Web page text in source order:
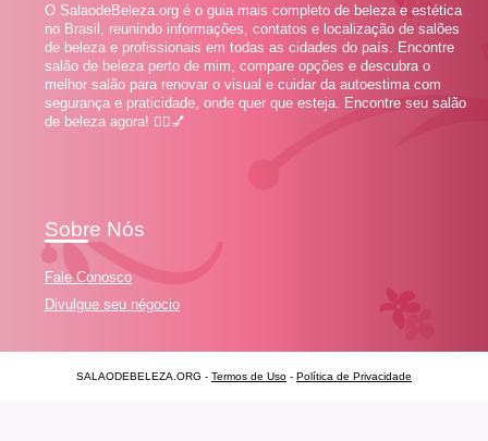
O SalaodeBeleza.org é o guia mais completo de beleza e estética
no Brasil, reunindo informações, contatos e localização de salões
de beleza e profissionais em todas as cidades do país. Encontre
salão de beleza perto de mim, compare opções e descubra o
melhor salão para renovar o visual e cuidar da autoestima com
segurança e praticidade, onde quer que esteja. Encontre seu salão
de beleza agora! 💇‍♀️💅
Sobre Nós
Fale Conosco
Divulgue seu négocio
SALAODEBELEZA.ORG - Termos de Uso - Política de Privacidade